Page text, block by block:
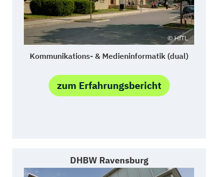
Kommunikations- & Medieninformatik (dual)
zum Erfahrungsbericht
DHBW Ravensburg